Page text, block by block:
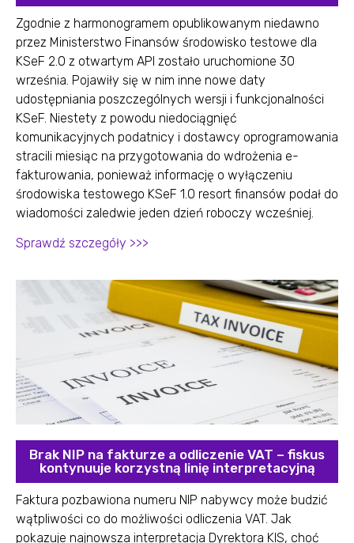
Zgodnie z harmonogramem opublikowanym niedawno
przez Ministerstwo Finansów środowisko testowe dla
KSeF 2.0 z otwartym API zostało uruchomione 30
września. Pojawiły się w nim inne nowe daty
udostępniania poszczególnych wersji i funkcjonalności
KSeF. Niestety z powodu niedociągnięć
komunikacyjnych podatnicy i dostawcy oprogramowania
stracili miesiąc na przygotowania do wdrożenia e-
fakturowania, ponieważ informację o wyłączeniu
środowiska testowego KSeF 1.0 resort finansów podał do
wiadomości zaledwie jeden dzień roboczy wcześniej.
Sprawdź szczegóły >>>
Brak NIP na fakturze a odliczenie VAT – fiskus
kontynuuje korzystną linię interpretacyjną
Faktura pozbawiona numeru NIP nabywcy może budzić
wątpliwości co do możliwości odliczenia VAT. Jak
pokazuje najnowsza interpretacja Dyrektora KIS, choć